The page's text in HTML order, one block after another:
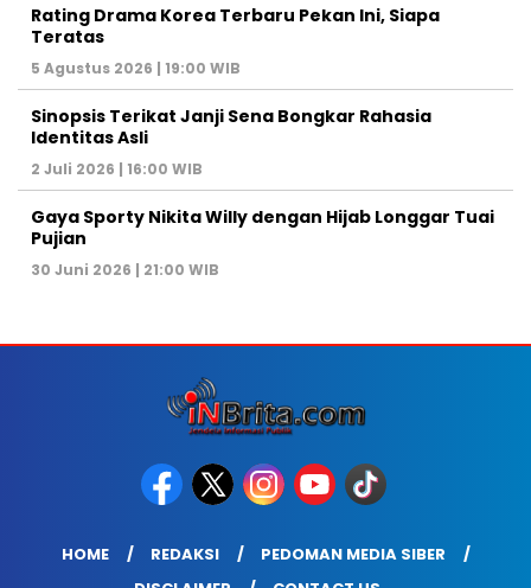
Rating Drama Korea Terbaru Pekan Ini, Siapa
Teratas
5 Agustus 2026 | 19:00 WIB
Sinopsis Terikat Janji Sena Bongkar Rahasia
Identitas Asli
2 Juli 2026 | 16:00 WIB
Gaya Sporty Nikita Willy dengan Hijab Longgar Tuai
Pujian
30 Juni 2026 | 21:00 WIB
HOME REDAKSI
PEDOMAN MEDIA SIBER